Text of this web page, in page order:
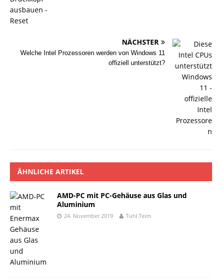
NÄCHSTER
Welche Intel Prozessoren werden von Windows 11
offiziell unterstützt?
ÄHNLICHE ARTIKEL
AMD-PC mit PC-Gehäuse aus Glas und
Aluminium
24. November 2019 Tuhl Teim